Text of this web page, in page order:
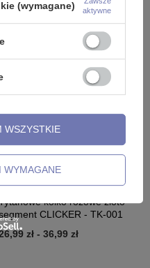
srebrny - CON-003
kółko różowe złoto
CLICKER - TK-001
zł - 36,99 zł
(wymagane)
aktywne
WYMAGANE
WSZYSTKIE